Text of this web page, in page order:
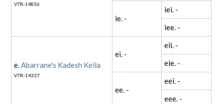
VTR-14856
ie. -
iei. -
iee. -
e.Abarrane's Kadesh Keila
VTR-14337
ei. -
eii. -
eie. -
ee. -
eei. -
eee. -